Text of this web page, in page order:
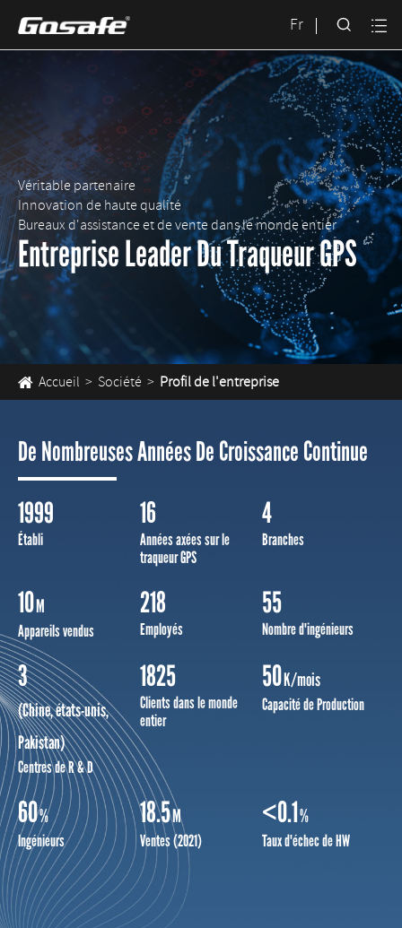
Fr  
Véritable partenaire
Innovation de haute qualité
Bureaux d'assistance et de vente dans le monde entier
Entreprise Leader Du Traqueur GPS
Accueil Société Profil de l'entreprise
De Nombreuses Années De Croissance Continue
1999
Établi
16
Années axées sur le
traqueur GPS
4
Branches
10M
Appareils vendus
218
Employés
55
Nombre d'ingénieurs
3
(Chine, états-unis,
Pakistan)
Centres de R & D
1825
Clients dans le monde
entier
50K/mois
Capacité de Production
60%
Ingénieurs
18.5M
Ventes (2021)
<0.1%
Taux d'échec de HW